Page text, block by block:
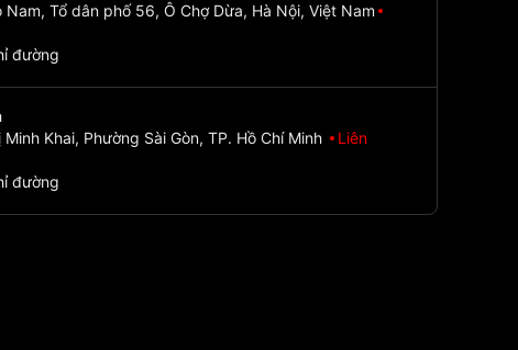
Nam, Tổ dân phố 56, Ô Chợ Dừa, Hà Nội, Việt Nam
đường
Khai, Phường Sài Gòn, TP. Hồ Chí Minh
Liên
đường